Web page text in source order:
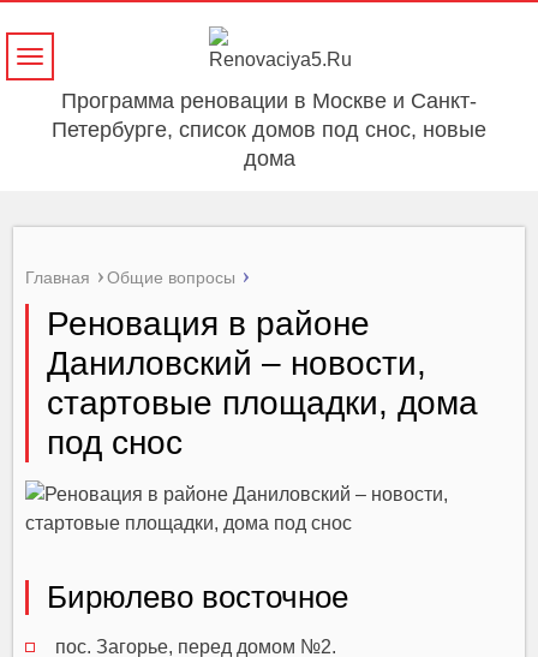
Программа реновации в Москве и Санкт-
Петербурге, список домов под снос, новые
дома
Навигация
Главная Общие вопросы
Реновация в районе
Даниловский – новости,
стартовые площадки, дома
под снос
Бирюлево восточное
пос. Загорье, перед домом №2.